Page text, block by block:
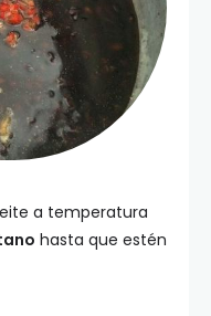
a temperatura
hasta que estén